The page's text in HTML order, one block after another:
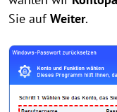
Sie aufWeiter.